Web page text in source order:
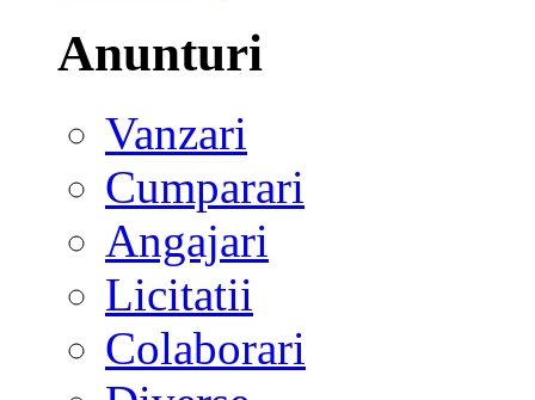
Anunturi
Vanzari
Cumparari
Angajari
Licitatii
Colaborari